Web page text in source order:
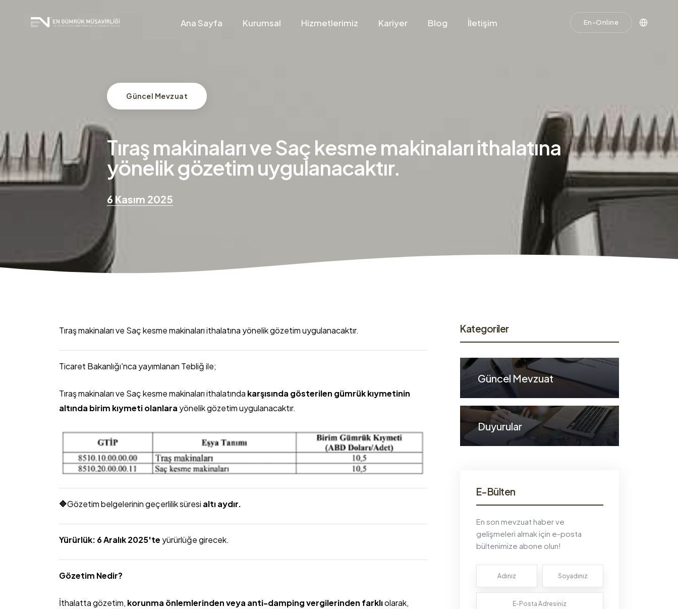
Ana Sayfa Kurumsal Hizmetlerimiz Kariyer Blog İletişim En-Online
Güncel Mevzuat
Tıraş makinaları ve Saç kesme makinaları ithalatına
yönelik gözetim uygulanacaktır.
6 Kasım 2025
Tıraş makinaları ve Saç kesme makinaları ithalatına yönelik gözetim uygulanacaktır.
Ticaret Bakanlığı'nca yayımlanan Tebliğ ile;
Tıraş makinaları ve Saç kesme makinaları ithalatında karşısında gösterilen gümrük kıymetinin
altında birim kıymeti olanlara yönelik gözetim uygulanacaktır.
🔷Gözetim belgelerinin geçerlilik süresi altı aydır.
Yürürlük: 6 Aralık 2025'te yürürlüğe girecek.
Gözetim Nedir?
İthalatta gözetim, korunma önlemlerinden veya anti-damping vergilerinden farklıolarak,
Kategoriler
Güncel Mevzuat
Duyurular
E-Bülten
En son mevzuat haber ve
gelişmeleri almak için e-posta
bültenimize abone olun!